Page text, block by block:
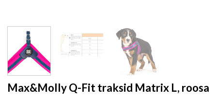
Max&Molly Q-Fit traksid Matrix L, roosa